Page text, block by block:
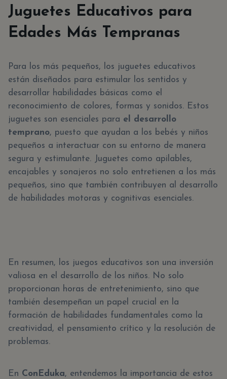
Juguetes Educativos para
Edades Más Tempranas
Para los más pequeños, los juguetes educativos
están diseñados para estimular los sentidos y
desarrollar habilidades básicas como el
reconocimiento de colores, formas y sonidos. Estos
juguetes son esenciales para el desarrollo
temprano, puesto que ayudan a los bebés y niños
pequeños a interactuar con su entorno de manera
segura y estimulante. Juguetes como apilables,
encajables y sonajeros no solo entretienen a los más
pequeños, sino que también contribuyen al desarrollo
de habilidades motoras y cognitivas esenciales.
En resumen, los juegos educativos son una inversión
valiosa en el desarrollo de los niños. No solo
proporcionan horas de entretenimiento, sino que
también desempeñan un papel crucial en la
formación de habilidades fundamentales como la
creatividad, el pensamiento crítico y la resolución de
problemas.
En ConEduka, entendemos la importancia de estos